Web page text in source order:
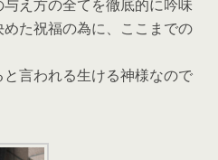
え方の全てを徹底的に吟味
た祝福の為に、ここまでの
言われる生ける神様なので